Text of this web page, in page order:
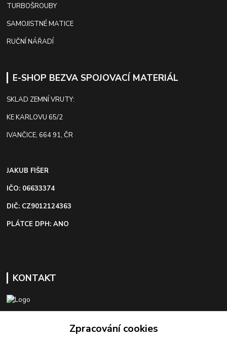
TURBOŠROUBY
SAMOJISTNÉ MATICE
RUČNÍ NÁŘADÍ
E-SHOP BEZVA SPOJOVACÍ MATERIÁL
SKLAD ZEMNÍ VRUTY:
KE KARLOVU 65/2
IVANČICE, 664 91, ČR
JAKUB FIŠER
IČO: 06633374
DIČ: CZ9012124363
PLÁTCE DPH: ANO
KONTAKT
+420 603 418 822Zpracování cookies